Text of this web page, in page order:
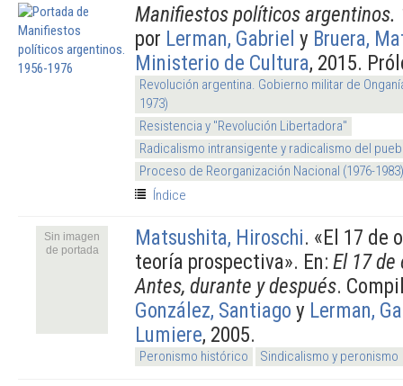
Manifiestos políticos argentinos.
por Lerman, Gabriel y Bruera,
Ministerio de Cultura, 2015.
Revolución argentina. Gobierno militar de
1973)
Resistencia y "Revolución Libertadora"
Radicalismo intransigente y radicalismo del
Proceso de Reorganización Nacional (1976-1983)
Índice
Sin imagen
de portada
Matsushita, Hiroschi. «El 17 de
teoría prospectiva». En: El 17
Antes, durante y después.
González, Santiago y Lerman,
Lumiere, 2005.
Peronismo histórico Sindicalismo y peronismo